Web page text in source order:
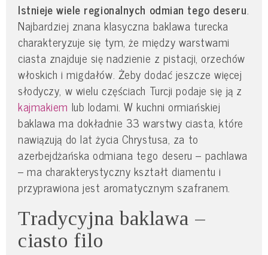
Istnieje wiele regionalnych odmian tego deseru.
Najbardziej znana klasyczna baklawa turecka
charakteryzuje się tym, że między warstwami
ciasta znajduje się nadzienie z pistacji, orzechów
włoskich i migdałów. Żeby dodać jeszcze więcej
słodyczy, w wielu częściach Turcji podaje się ją z
kajmakiem lub lodami. W kuchni ormiańskiej
baklawa ma dokładnie 33 warstwy ciasta, które
nawiązują do lat życia Chrystusa, za to
azerbejdżańska odmiana tego deseru – pachlawa
– ma charakterystyczny kształt diamentu i
przyprawiona jest aromatycznym szafranem.
Tradycyjna baklawa –
ciasto filo